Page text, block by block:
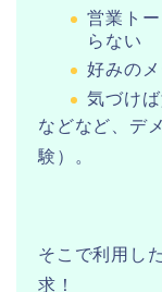
営業ト
らない
好みの
気づけ
などなど、デ
験）。
そこで利用し
求！